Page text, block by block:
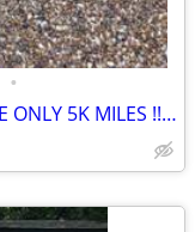
•
LIKE NEW KTM 390 DUKE SPORT BIKE ONLY 5K MILES !!obo!!